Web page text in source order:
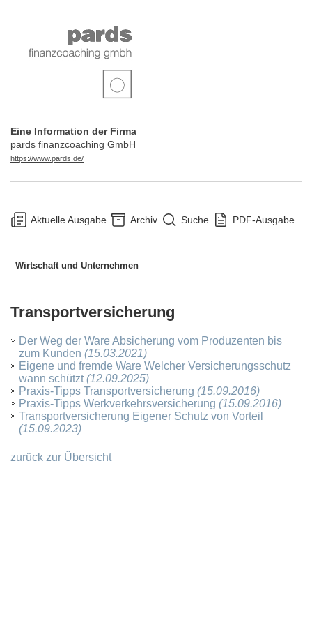
Eine Information der Firma
pards finanzcoaching GmbH
https://www.pards.de/
Aktuelle Ausgabe Archiv Suche PDF-Ausgabe
Wirtschaft und Unternehmen
Transportversicherung
Der Weg der Ware Absicherung vom Produzenten bis
zum Kunden (15.03.2021)
Eigene und fremde Ware Welcher Versicherungsschutz
wann schützt(12.09.2025)
Praxis-Tipps Transportversicherung (15.09.2016)
Praxis-Tipps Werkverkehrsversicherung (15.09.2016)
Transportversicherung Eigener Schutz von Vorteil
(15.09.2023)
zurück zur Übersicht